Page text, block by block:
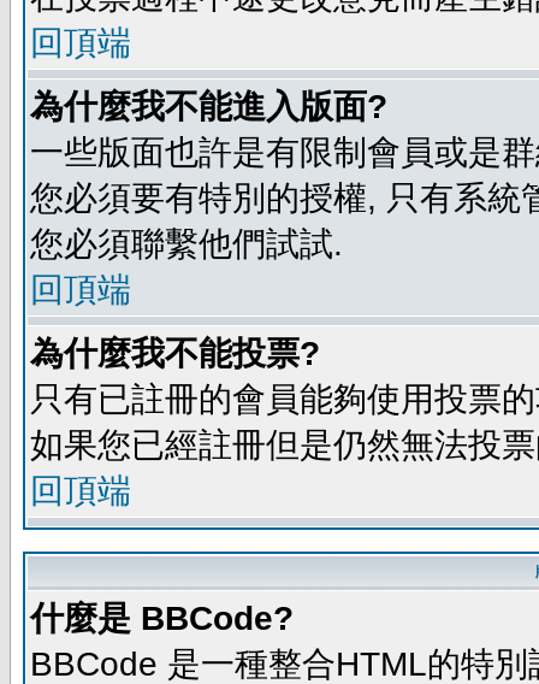
回頂端
為什麼我不能進入版面?
一些版面也許是有限制會員或是
您必須要有特別的授權, 只有系
您必須聯繫他們試試.
回頂端
為什麼我不能投票?
只有已註冊的會員能夠使用投票
如果您已經註冊但是仍然無法投
回頂端
什麼是 BBCode?
BBCode 是一種整合HTML的特